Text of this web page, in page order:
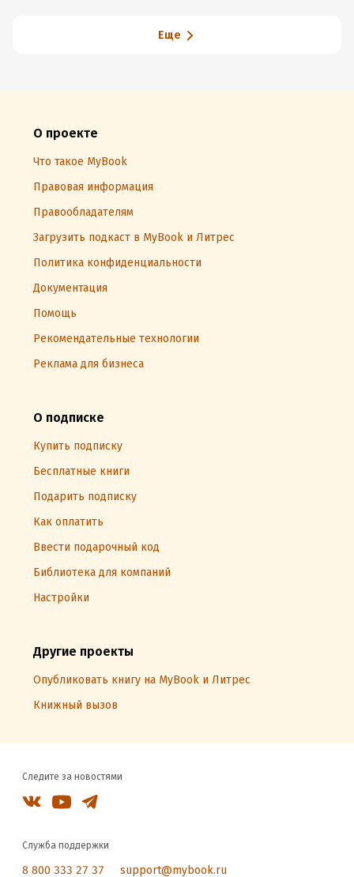
Еще
О проекте
Что такое MyBook
Правовая информация
Правообладателям
Загрузить подкаст в MyBook и Литрес
Политика конфиденциальности
Документация
Помощь
Рекомендательные технологии
Реклама для бизнеса
О подписке
Купить подписку
Бесплатные книги
Подарить подписку
Как оплатить
Ввести подарочный код
Библиотека для компаний
Настройки
Другие проекты
Опубликовать книгу на MyBook и Литрес
Книжный вызов
Следите за новостями
Служба поддержки
8 800 333 27 37 support@mybook.ru